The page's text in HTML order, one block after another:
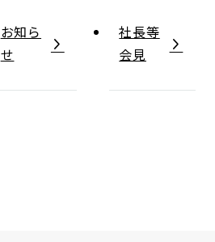
お知ら
せ
社長等
会見